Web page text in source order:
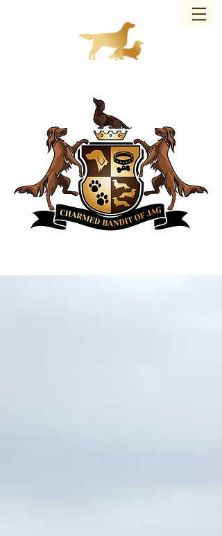
Charmed Bandit of JAG – Hundezucht